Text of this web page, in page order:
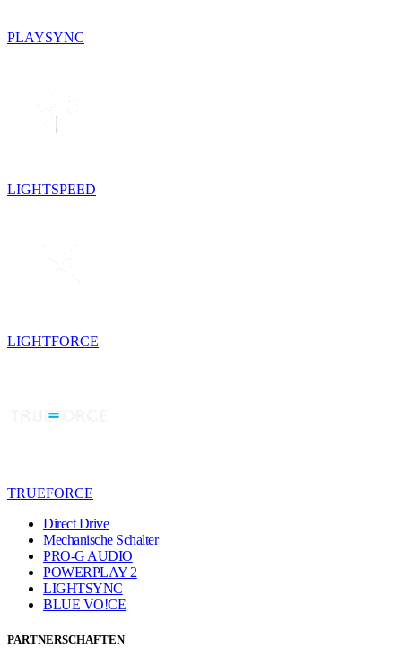
PLAYSYNC
LIGHTSPEED
LIGHTFORCE
TRUEFORCE
Direct Drive
Mechanische Schalter
PRO-G AUDIO
POWERPLAY 2
LIGHTSYNC
BLUE VO!CE
PARTNERSCHAFTEN